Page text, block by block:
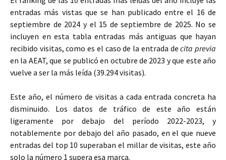
entradas más vistas que se han publicado entre el 16 de
septiembre de 2024 y el 15 de septiembre de 2025. No se
incluyen en esta tabla entradas más antiguas que hayan
recibido visitas, como es el caso de la entrada decita previa
en la AEAT, que se publicó en octubre de 2023 y que este año
vuelve a ser la más leída (39.294 visitas).
Este año, el número de visitas a cada entrada concreta ha
disminuido. Los datos de tráfico de este año están
ligeramente por debajo del período 2022-2023, y
notablemente por debajo del año pasado, en el que nueve
entradas del top 10 superaban el millar de visitas, este año
solo la número 1 supera esa marca.